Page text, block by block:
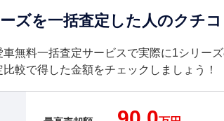
ズを一括査定した人のクチコ
無料一括査定サービスで実際に1シリー
較で得した金額をチェックしましょう！